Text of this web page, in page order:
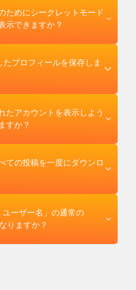
Picukiは専用のストーリービ
れを個別に処理します。
であろうとなかろうと、何
たことを知る方法がありま
と主張するアプリやサービ
販売しています。
ォームエンゲージメント指
ユーザーの観点からは、サ
す。Picukiは、まさに元の動
構築されました — パブリッ
ーバーサイドエンドポイン
データを取得し、独自のイ
ップでも認証情報は必要あ
ロー数は、Instagramのパブ
エンドポイントから直接取
データはなく、平滑化もあ
ールがInstagramで「2,847フ
らの数をほぼリアルタイム
ージを読み込んだ時点と
2つの差異が表示される可
。プライベートアカウント
せん。
ためにシークレットモード
示できますか？
イヤーが追加されます。
、または任意のモダン
間であなたを認識すること
がログインを求めないとい
Instagramエンドポイン
有者は何も見えず、Picukiは
可能性のある機密調査で
です。
たプロフィールを保存しま
ルデータはInstagramの公開
マンドで取得され、あなた
歴も構築しません。サイト
ンクッキーはCSRF保護のた
ットプリントを望む場合
ードでサイトを使用してく
たアカウントを表示しよう
すか？
によって削除されたり、
止された場合、プロフィー
見つかりません」というメ
。これは公式Instagramアプ
ての投稿を一度にダウンロ
タンはありません — 投稿は1
ずつ保存されます。ダウン
ユーザー名」の通常の
りますか？